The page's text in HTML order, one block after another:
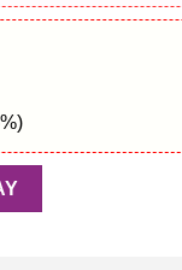
Xenon